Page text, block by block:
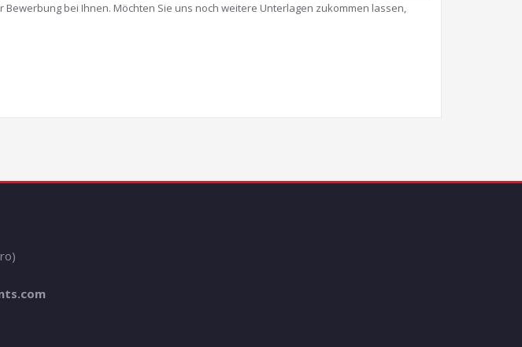
bei Ihnen. Möchten Sie uns noch weitere Unterlagen zukommen lassen,